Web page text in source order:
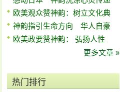
欧美观众赞神韵：树立文化典
神韵指引生命方向 华人自豪
欧美政要赞神韵： 弘扬人性
更多文章 »
热门排行